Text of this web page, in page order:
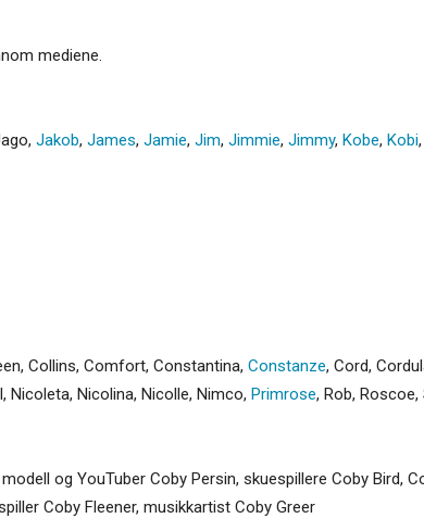
mediene.
, Jakob, James, Jamie, Jim, Jimmie, Jimmy, Kobe, Kobi,
, Collins, Comfort, Constantina, Constanze, Cord,
, Nicoleta, Nicolina, Nicolle, Nimco, Primrose, Rob, Roscoe,
og YouTuber Coby Persin, skuespillere Coby Bird,
Coby Fleener, musikkartist Coby Greer